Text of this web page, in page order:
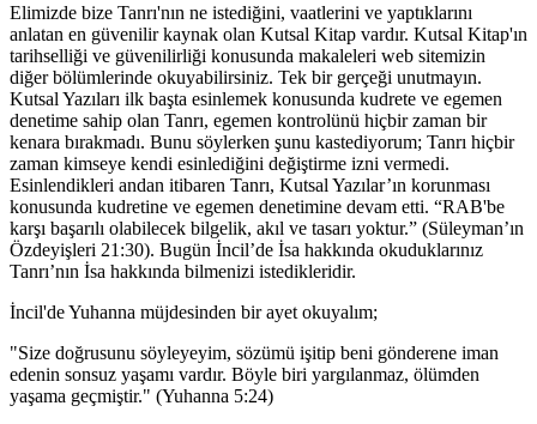
Elimizde bize Tanrı'nın ne istediğini, vaatlerini ve yaptıklarını
anlatan en güvenilir kaynak olan Kutsal Kitap vardır. Kutsal Kitap'ın
tarihselliği ve güvenilirliği konusunda makaleleri web sitemizin
diğer bölümlerinde okuyabilirsiniz. Tek bir gerçeği unutmayın.
Kutsal Yazıları ilk başta esinlemek konusunda kudrete ve egemen
denetime sahip olan Tanrı, egemen kontrolünü hiçbir zaman bir
kenara bırakmadı. Bunu söylerken şunu kastediyorum; Tanrı hiçbir
zaman kimseye kendi esinlediğini değiştirme izni vermedi.
Esinlendikleri andan itibaren Tanrı, Kutsal Yazılar’ın korunması
konusunda kudretine ve egemen denetimine devam etti. “RAB'be
karşı başarılı olabilecek bilgelik, akıl ve tasarı yoktur.” (Süleyman’ın
Özdeyişleri 21:30). Bugün İncil’de İsa hakkında okuduklarınız
Tanrı’nın İsa hakkında bilmenizi istedikleridir.
İncil'de Yuhanna müjdesinden bir ayet okuyalım;
"Size doğrusunu söyleyeyim, sözümü işitip beni gönderene iman
edenin sonsuz yaşamı vardır. Böyle biri yargılanmaz, ölümden
yaşama geçmiştir." (Yuhanna 5:24)